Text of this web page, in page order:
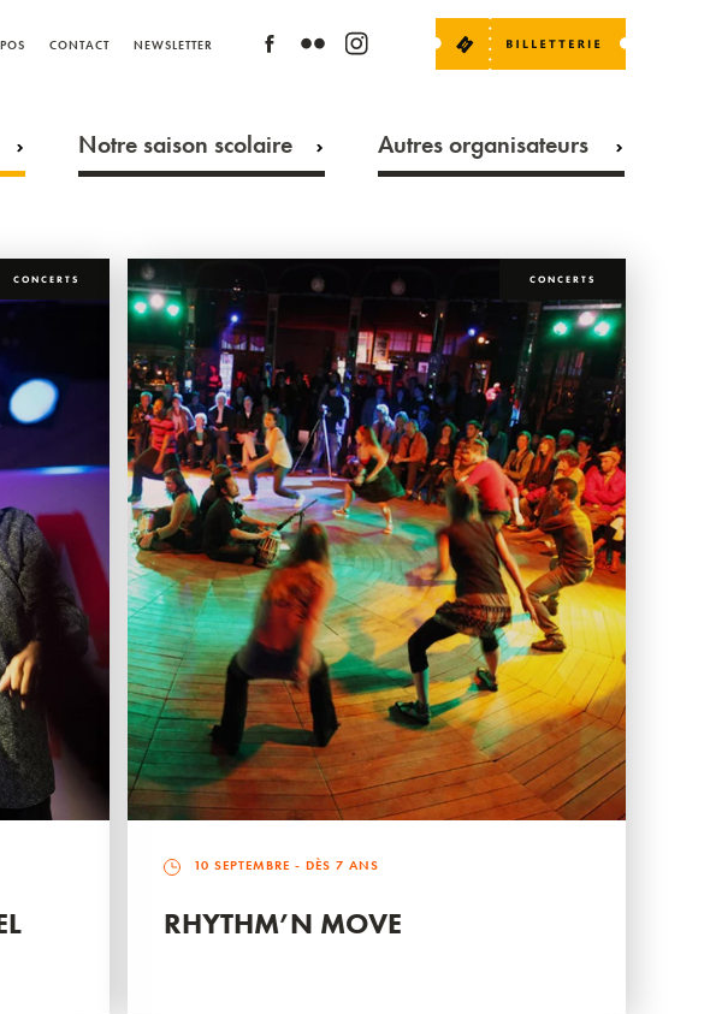
CONTACT NEWSLETTER
Notre saison scolaire Autres organisateurs
CONCERTS CONCERTS
10 SEPTEMBRE - DÈS 7 ANS
RHYTHM’N MOVE